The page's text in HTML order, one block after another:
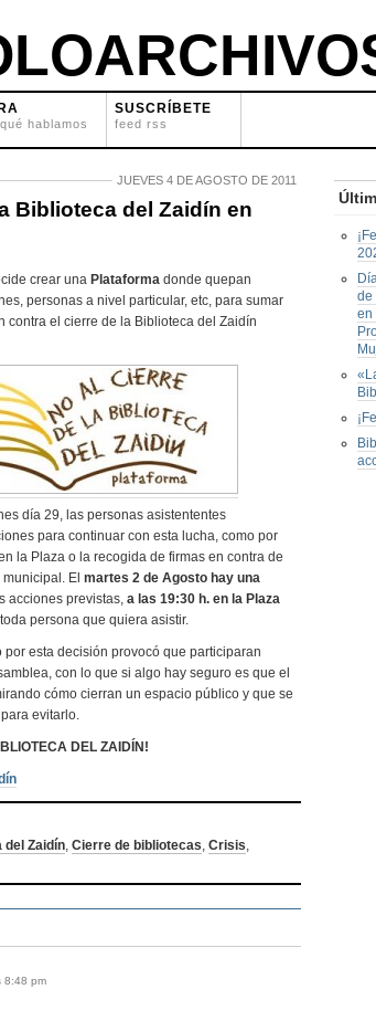
hablamos
SUSCRÍBETE
feed rss
JUEVES 4 DE AGOSTO DE 2011
Biblioteca del Zaidín en
crear una Plataforma donde quepan
personas a nivel particular, etc, para sumar
contra el cierre de la Biblioteca del Zaidín
día 29, las personas asistententes
para continuar con esta lucha, como por
la Plaza o la recogida de firmas en contra de
El martes 2 de Agosto hay una
acciones previstas, a las 19:30 h. en la Plaza
persona que quiera asistir.
esta decisión provocó que participaran
con lo que si algo hay seguro es que el
cómo cierran un espacio público y que se
evitarlo.
DEL ZAIDÍN!
del Zaidín, Cierre de bibliotecas, Crisis,
8:48 pm
de
en